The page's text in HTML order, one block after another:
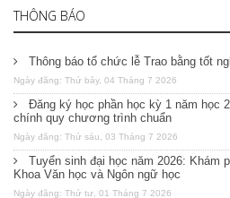
THÔNG BÁO
Thông báo tổ chức lễ Trao bằng tốt
Ngày đăng: Thứ bảy, 04 Tháng 7 2026
Đăng ký học phần học kỳ 1 năm học
chính quy chương trình chuẩn
Ngày đăng: Thứ sáu, 03 Tháng 7 2026
Tuyển sinh đại học năm 2026: Khám
Khoa Văn học và Ngôn ngữ học
Ngày đăng: Thứ tư, 01 Tháng 7 2026